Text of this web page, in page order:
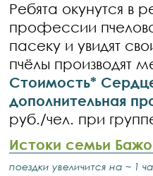
Ребята окунутся в
профессии
пасеку и увидят
пчёлы производят
Стоимость*
дополнительная
руб./чел. при
Истоки семьи
поездки увеличится на ~ 1